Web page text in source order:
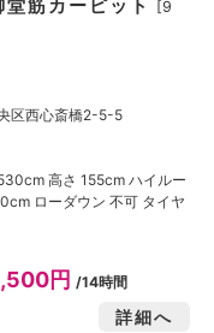
筋カーピット
[9
区西心斎橋2-5-5
高さ 155cm ハイルー
ローダウン 不可 タイヤ
円/14時間
詳細へ